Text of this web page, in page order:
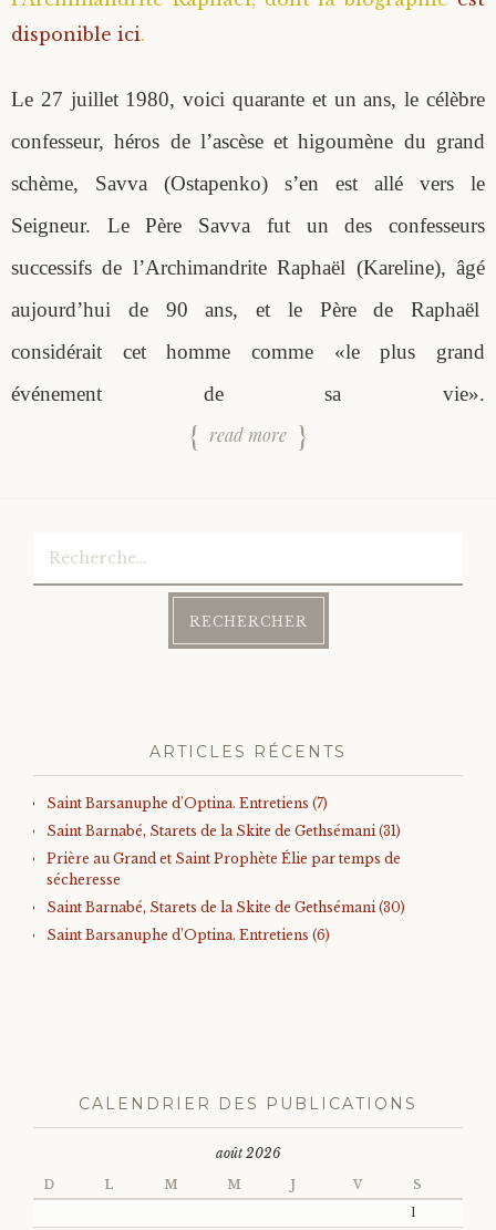
disponible ici.
Le 27 juillet 1980, voici quarante et un ans, le célèbre
confesseur, héros de l’ascèse et higoumène du grand
schème, Savva (Ostapenko) s’en est allé vers le
Seigneur. Le Père Savva fut un des confesseurs
successifs de l’Archimandrite Raphaël (Kareline), âgé
aujourd’hui de 90 ans, et le Père de Raphaël
considérait cet homme comme «le plus grand
événement de sa vie».
read more
ARTICLES RÉCENTS
Saint Barsanuphe d’Optina. Entretiens (7)
Saint Barnabé, Starets de la Skite de Gethsémani (31)
Prière au Grand et Saint Prophète Élie par temps de
sécheresse
Saint Barnabé, Starets de la Skite de Gethsémani (30)
Saint Barsanuphe d’Optina. Entretiens (6)
CALENDRIER DES PUBLICATIONS
août 2026
D L M M V S
1